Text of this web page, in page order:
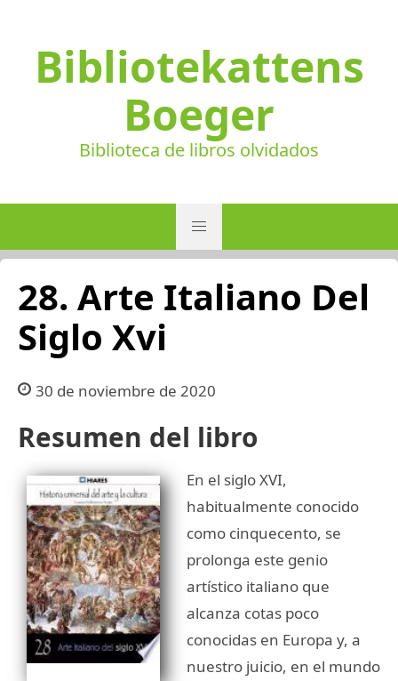
Bibliotekattens
Boeger
Biblioteca de libros olvidados
28. Arte Italiano Del
Siglo Xvi
30 de noviembre de 2020
Resumen del libro
En el siglo XVI,
habitualmente conocido
como cinquecento, se
prolonga este genio
artístico italiano que
alcanza cotas poco
conocidas en Europa y, a
nuestro juicio, en el mundo